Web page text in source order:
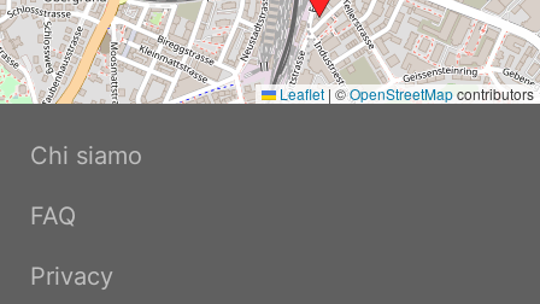
Leaflet | ©OpenStreetMapcontributors
Chi siamo
FAQ
Privacy